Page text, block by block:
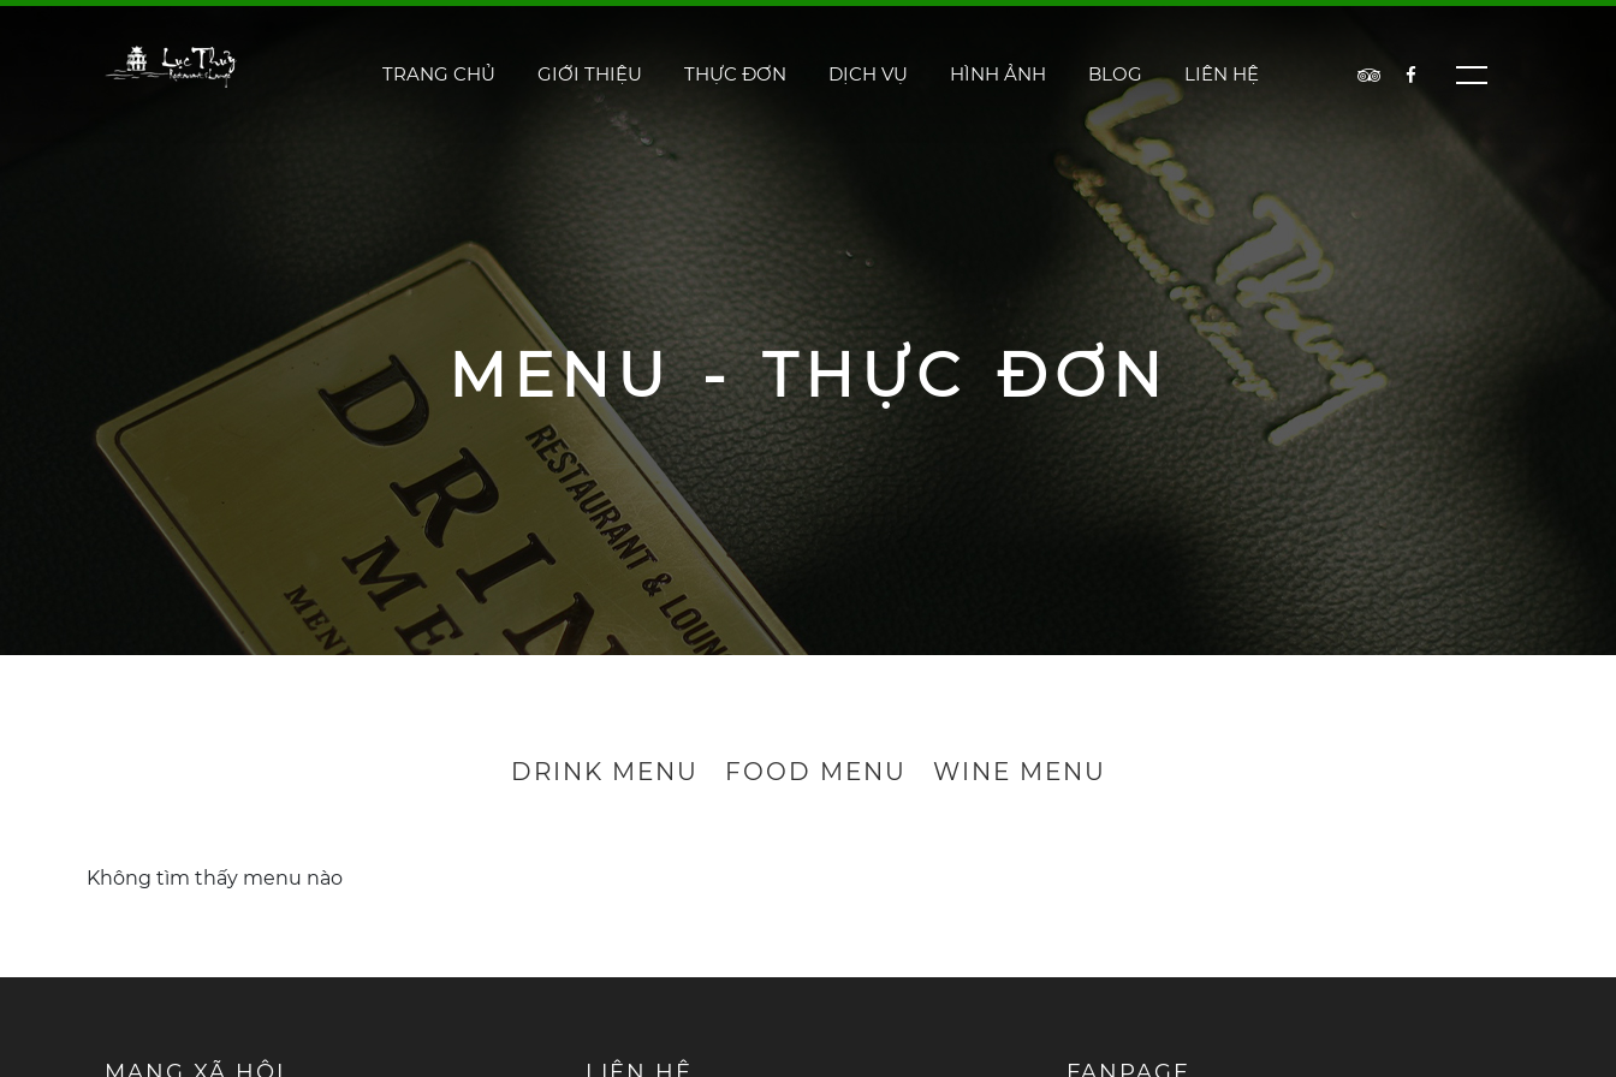
TRANG CHỦ GIỚI THIỆU THỰC ĐƠN DỊCH VỤ HÌNH ẢNH BLOG LIÊN HỆ
MENU - THỰC ĐƠN
DRINK MENU FOOD MENU WINE MENU
Không tìm thấy menu nào